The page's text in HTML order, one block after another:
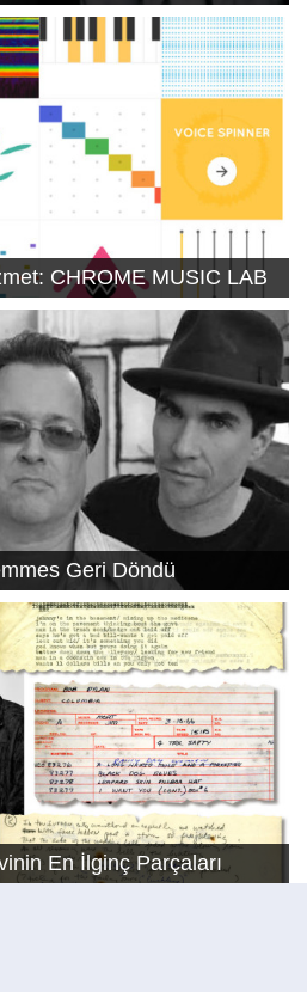
CHROME MUSIC LAB
Geri Döndü
En İlginç Parçaları